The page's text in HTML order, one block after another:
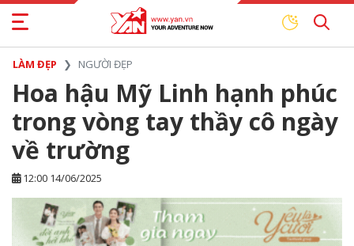
LÀM ĐẸP NGƯỜI ĐẸP
Hoa hậu Mỹ Linh hạnh phúc
trong vòng tay thầy cô ngày
về trường
12:00 14/06/2025